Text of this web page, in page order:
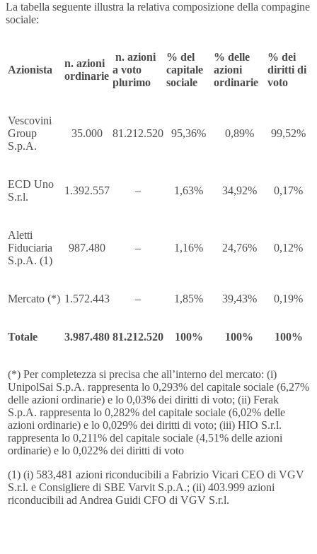
La tabella seguente illustra la relativa composizione della compagine
sociale:
Azionista
n. azioni
ordinarie
n. azioni
a voto
plurimo
% del
capitale
sociale
% delle
azioni
ordinarie
% dei
diritti di
voto
Vescovini
Group
S.p.A.
35.000 81.212.520 95,36% 0,89% 99,52%
ECD Uno
S.r.l.
1.392.557 – 1,63% 34,92% 0,17%
Aletti
Fiduciaria
S.p.A. (1)
987.480 – 1,16% 24,76% 0,12%
Mercato (*) 1.572.443 – 1,85% 39,43% 0,19%
Totale 3.987.480 81.212.520 100% 100% 100%
(*) Per completezza si precisa che all’interno del mercato: (i)
UnipolSai S.p.A. rappresenta lo 0,293% del capitale sociale (6,27%
delle azioni ordinarie) e lo 0,03% dei diritti di voto; (ii) Ferak
S.p.A. rappresenta lo 0,282% del capitale sociale (6,02% delle
azioni ordinarie) e lo 0,029% dei diritti di voto; (iii) HIO S.r.l.
rappresenta lo 0,211% del capitale sociale (4,51% delle azioni
ordinarie) e lo 0,022% dei diritti di voto
(1) (i) 583,481 azioni riconducibili a Fabrizio Vicari CEO di VGV
S.r.l. e Consigliere di SBE Varvit S.p.A.; (ii) 403.999 azioni
riconducibili ad Andrea Guidi CFO di VGV S.r.l.